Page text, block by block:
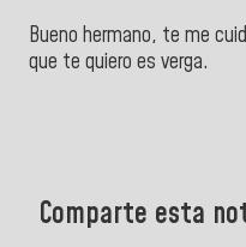
Bueno hermano, te me
que te quiero es verga.
Comparte esta